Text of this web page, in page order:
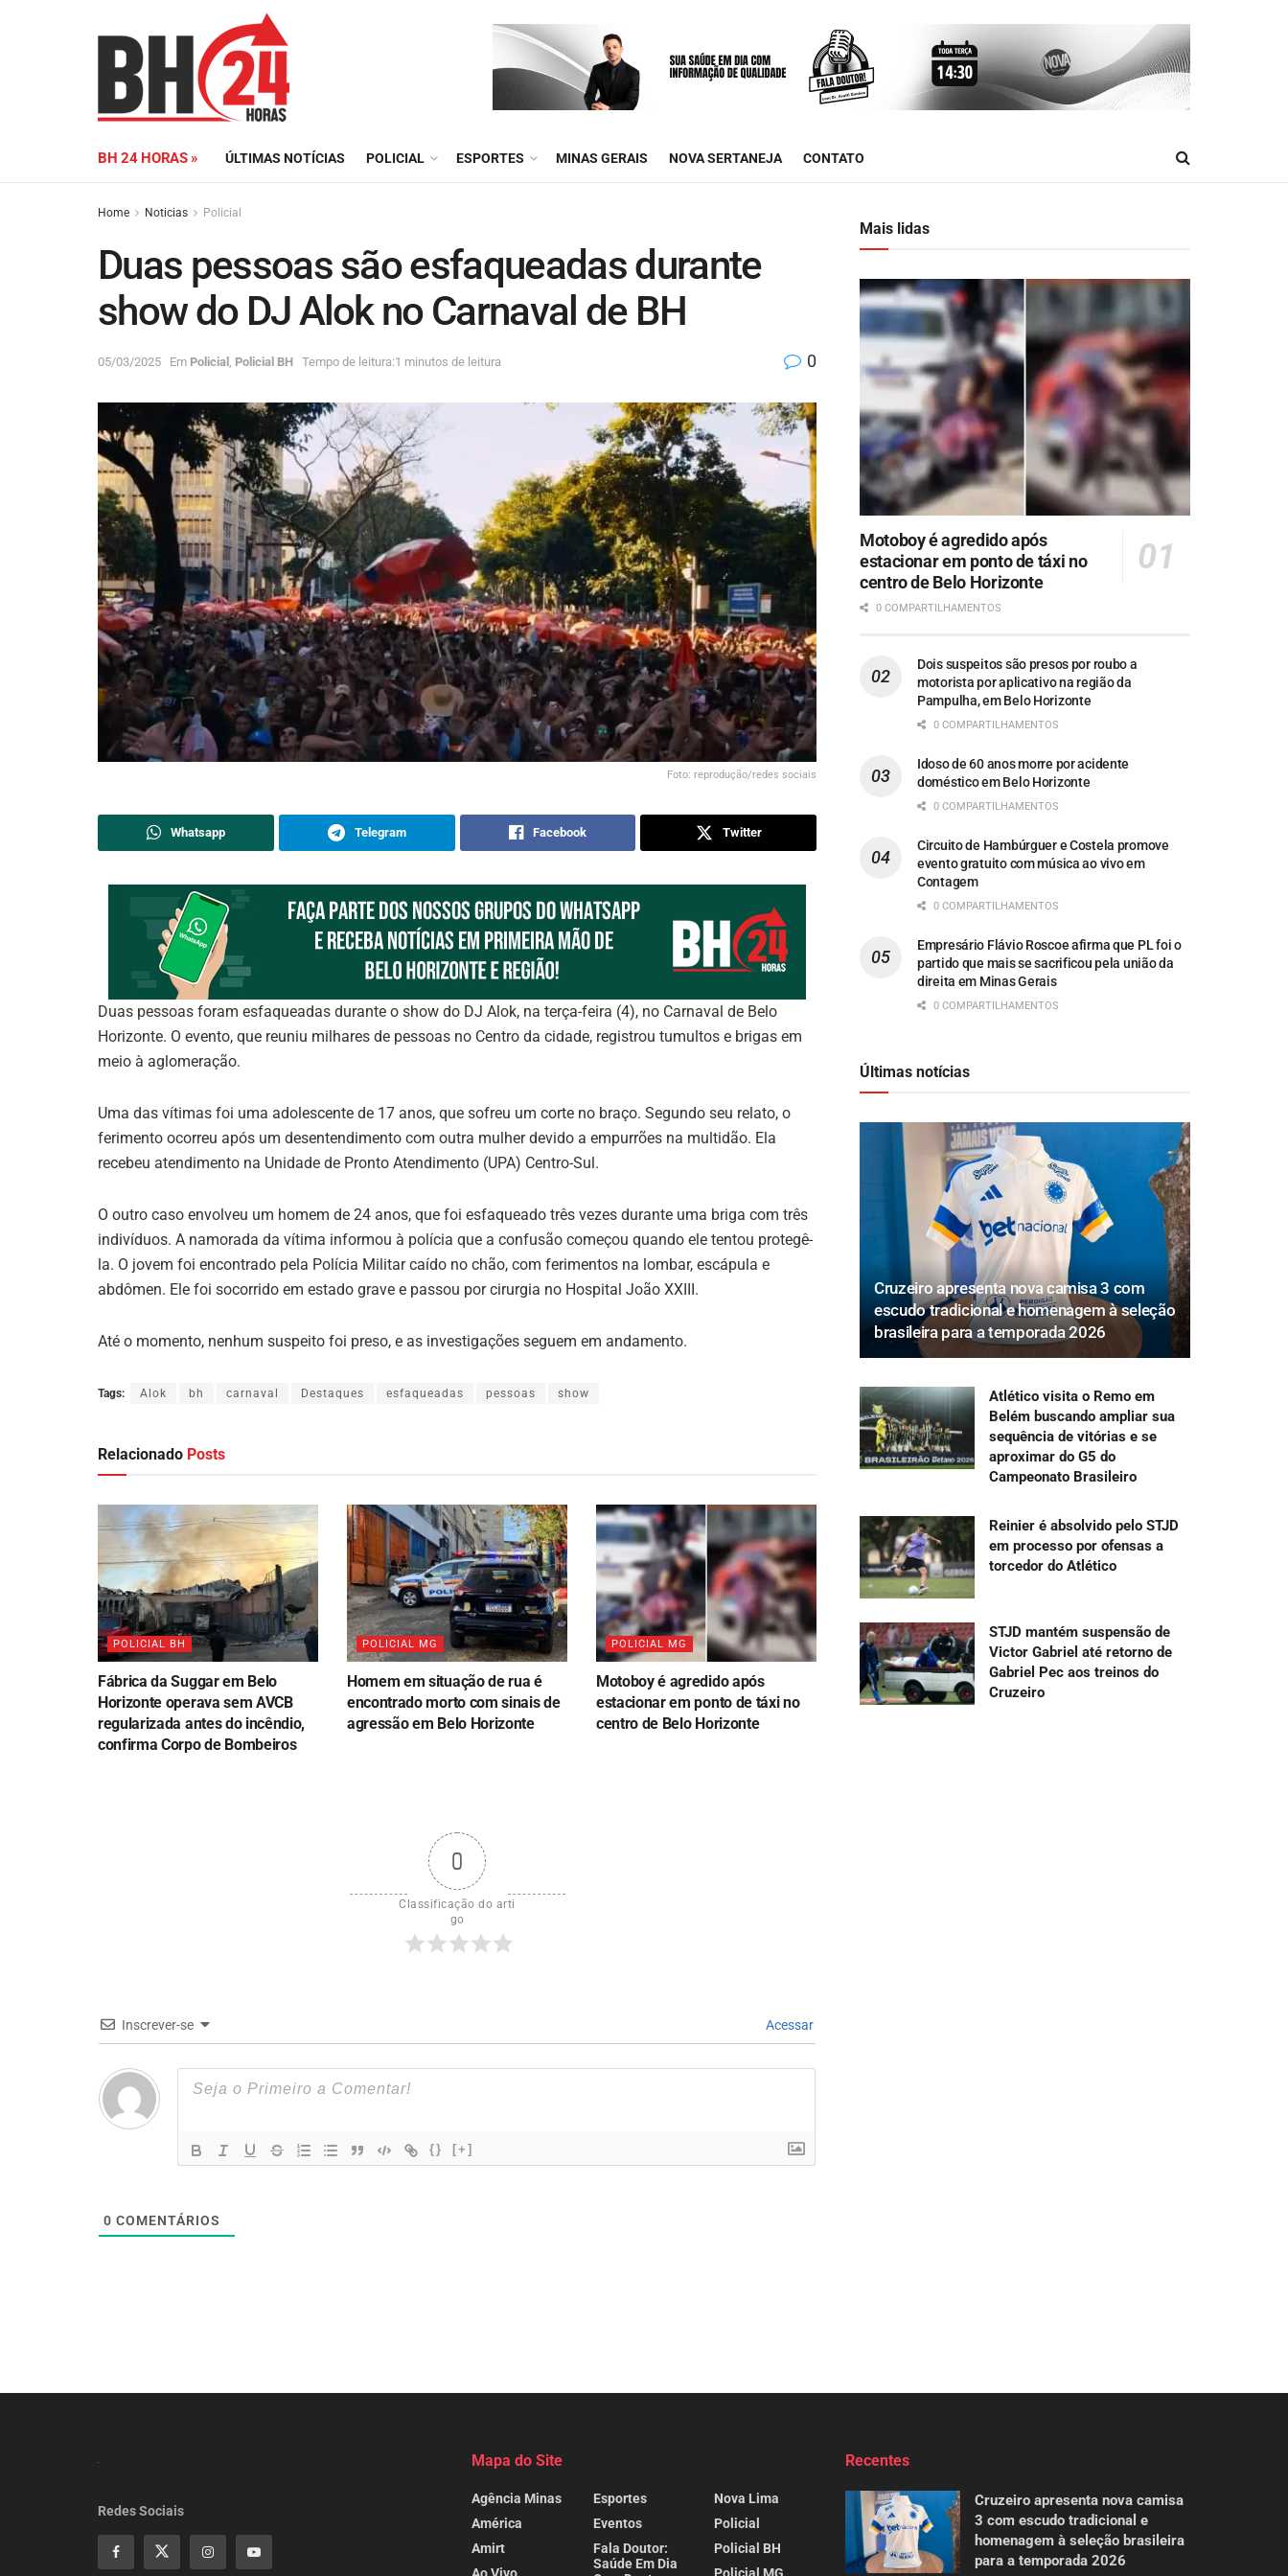
BH 24 HORAS » ÚLTIMAS NOTÍCIAS POLICIAL ESPORTES MINAS GERAIS NOVA SERTANEJA CONTATO
Home Noticias Policial
Duas pessoas são esfaqueadas durante
show do DJ Alok no Carnaval de BH
05/03/2025 Em Policial Policial BH Tempo de leitura:1 minutos de leitura 0
Foto: reprodução/redes sociais
Whatsapp Telegram Facebook Twitter
Duas pessoas foram esfaqueadas durante o show do DJ Alok, na terça-feira (4), no Carnaval de Belo
Horizonte. O evento, que reuniu milhares de pessoas no Centro da cidade, registrou tumultos e brigas em
meio à aglomeração.
Uma das vítimas foi uma adolescente de 17 anos, que sofreu um corte no braço. Segundo seu relato, o
ferimento ocorreu após um desentendimento com outra mulher devido a empurrões na multidão. Ela
recebeu atendimento na Unidade de Pronto Atendimento (UPA) Centro-Sul.
O outro caso envolveu um homem de 24 anos, que foi esfaqueado três vezes durante uma briga com três
indivíduos. A namorada da vítima informou à polícia que a confusão começou quando ele tentou protegê-
la. O jovem foi encontrado pela Polícia Militar caído no chão, com ferimentos na lombar, escápula e
abdômen. Ele foi socorrido em estado grave e passou por cirurgia no Hospital João XXIII.
Até o momento, nenhum suspeito foi preso, e as investigações seguem em andamento.
Tags: Alok bh carnaval Destaques esfaqueadas pessoas show
Relacionado Posts
POLICIAL BH
Fábrica da Suggar em Belo
Horizonte operava sem AVCB
regularizada antes do incêndio,
confirma Corpo de Bombeiros
POLICIAL MG
Homem em situação de rua é
encontrado morto com sinais de
agressão em Belo Horizonte
POLICIAL MG
Motoboy é agredido após
estacionar em ponto de táxi no
centro de Belo Horizonte
0
Classificação do arti
go
Inscrever-se Acessar
{} [+]
0 COMENTÁRIOS
Mais lidas
Motoboy é agredido após
estacionar em ponto de táxi no
centro de Belo Horizonte
0 COMPARTILHAMENTOS
Dois suspeitos são presos por roubo a
motorista por aplicativo na região da
Pampulha, em Belo Horizonte
0 COMPARTILHAMENTOS
Idoso de 60 anos morre por acidente
doméstico em Belo Horizonte
0 COMPARTILHAMENTOS
Circuito de Hambúrguer e Costela promove
evento gratuito com música ao vivo em
Contagem
0 COMPARTILHAMENTOS
Empresário Flávio Roscoe afirma que PL foi o
partido que mais se sacrificou pela união da
direita em Minas Gerais
0 COMPARTILHAMENTOS
Últimas notícias
Cruzeiro apresenta nova camisa 3 com
escudo tradicional e homenagem à seleção
brasileira para a temporada 2026
Atlético visita o Remo em
Belém buscando ampliar sua
sequência de vitórias e se
aproximar do G5 do
Campeonato Brasileiro
Reinier é absolvido pelo STJD
em processo por ofensas a
torcedor do Atlético
STJD mantém suspensão de
Victor Gabriel até retorno de
Gabriel Pec aos treinos do
Cruzeiro
Redes Sociais
Mapa do Site
Agência Minas
América
Amirt
Esportes
Eventos
Fala Doutor:
Saúde Em Dia
Nova Lima
Policial
Policial BH
Recentes
Cruzeiro apresenta nova camisa
3 com escudo tradicional e
homenagem à seleção brasileira
para a temporada 2026